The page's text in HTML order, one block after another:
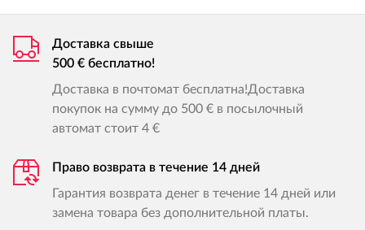
Доставка свыше
500 € бесплатно!
Доставка в почтомат бесплатна!Доставка
покупок на сумму до 500 € в посылочный
автомат стоит 4 €
Право возврата в течение 14 дней
Гарантия возврата денег в течение 14 дней или
замена товара без дополнительной платы.